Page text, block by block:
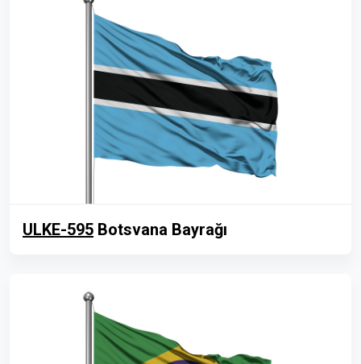
ULKE-595 Botsvana Bayrağı